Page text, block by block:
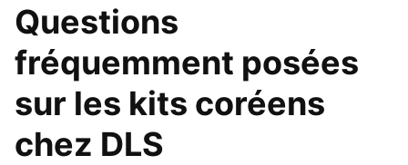
Questions
fréquemment posées
sur les kits coréens
chez DLS